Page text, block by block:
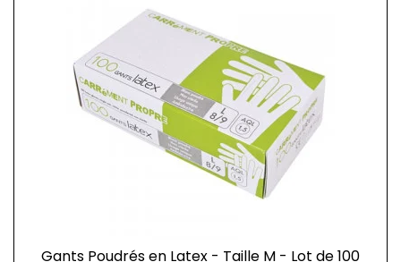
Gants Poudrés en Latex - Taille M - Lot de 100